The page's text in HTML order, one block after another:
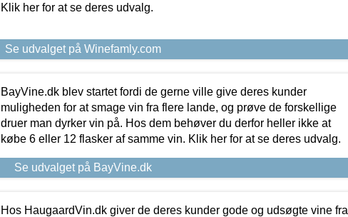
Klik her for at se deres udvalg.
Se udvalget på Winefamly.com
BayVine.dk blev startet fordi de gerne ville give deres kunder
muligheden for at smage vin fra flere lande, og prøve de forskellige
druer man dyrker vin på. Hos dem behøver du derfor heller ikke at
købe 6 eller 12 flasker af samme vin. Klik her for at se deres udvalg.
Se udvalget på BayVine.dk
Hos HaugaardVin.dk giver de deres kunder gode og udsøgte vine fra